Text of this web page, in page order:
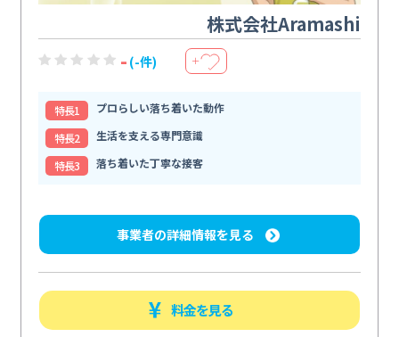
株式会社Aramashi
- (-件) ＋
特⻑1
プロらしい落ち着いた動作
特⻑2
生活を支える専門意識
特⻑3
落ち着いた丁寧な接客
事業者の詳細情報を見る
料金を見る